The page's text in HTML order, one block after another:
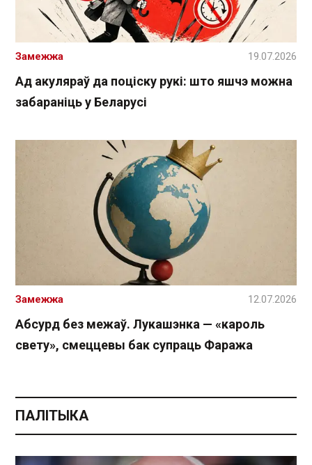
Ад акуляраў да поціску рукі: што яшчэ можна
забараніць у Беларусі
Замежжа 19.07.2026
Абсурд без межаў. Лукашэнка — «кароль
свету», смеццевы бак супраць Фаража
Замежжа 12.07.2026
ПАЛІТЫКА